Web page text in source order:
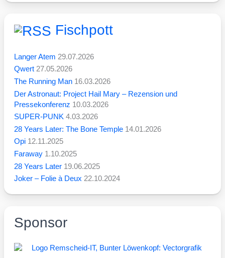
Fischpott
Langer Atem 29.07.2026
Qwert 27.05.2026
The Running Man 16.03.2026
Der Astronaut: Project Hail Mary – Rezension und
Pressekonferenz 10.03.2026
SUPER-PUNK 4.03.2026
28 Years Later: The Bone Temple 14.01.2026
Opi 12.11.2025
Faraway 1.10.2025
28 Years Later 19.06.2025
Joker – Folie à Deux 22.10.2024
Sponsor